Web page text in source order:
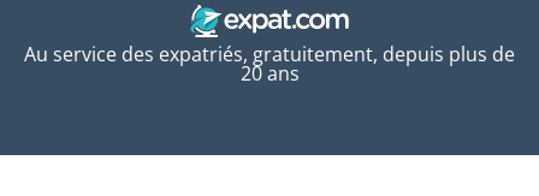
Au service des expatriés, gratuitement, depuis plus de
20 ans